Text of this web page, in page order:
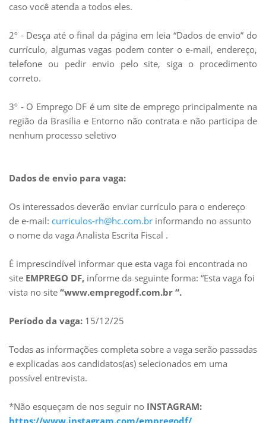
caso você atenda a todos eles.
2º - Desça até o final da página em leia “Dados de envio” do
currículo, algumas vagas podem conter o e-mail, endereço,
telefone ou pedir envio pelo site, siga o procedimento
correto.
3º - O Emprego DF é um site de emprego principalmente na
região da Brasília e Entorno não contrata e não participa de
nenhum processo seletivo
Dados de envio para vaga:
Os interessados deverão enviar currículo para o endereço
de e-mail: curriculos-rh@hc.com.br informando no assunto
o nome da vaga Analista Escrita Fiscal .
É imprescindível informar que esta vaga foi encontrada no
site EMPREGO DF, informe da seguinte forma: “Esta vaga foi
vista no site “www.empregodf.com.br “.
Período da vaga: 15/12/25
Todas as informações completa sobre a vaga serão passadas
e explicadas aos candidatos(as) selecionados em uma
possível entrevista.
*Não esqueçam de nos seguir no INSTAGRAM:
https://www.instagram.com/empregodf/